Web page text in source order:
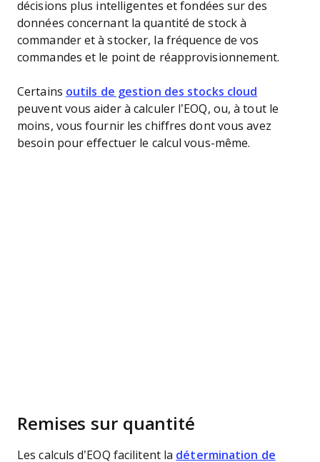
décisions plus intelligentes et fondées sur des
données concernant la quantité de stock à
commander et à stocker, la fréquence de vos
commandes et le point de réapprovisionnement.
Certains outils de gestion des stocks cloud
peuvent vous aider à calculer l’EOQ, ou, à tout le
moins, vous fournir les chiffres dont vous avez
besoin pour effectuer le calcul vous-même.
Remises sur quantité
Les calculs d’EOQ facilitent la détermination de